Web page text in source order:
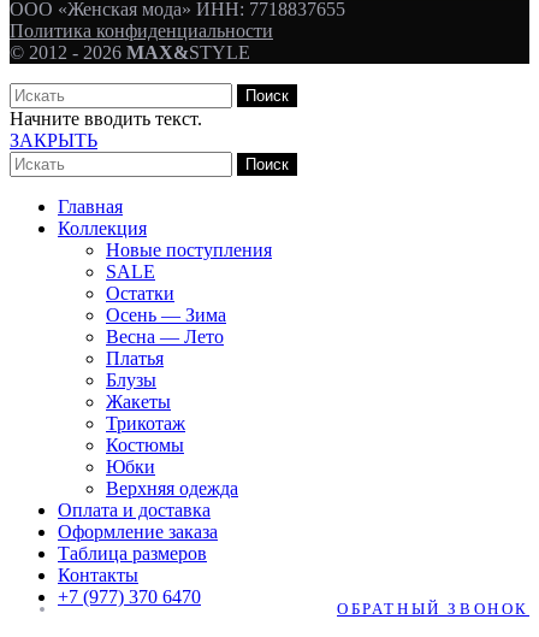
ООО «Женская мода» ИНН: 7718837655
Политика конфиденциальности
© 2012 - 2026 MAX&STYLE
Поиск
Начните вводить текст.
ЗАКРЫТЬ
Поиск
Главная
Коллекция
Новые поступления
SALE
Остатки
Осень — Зима
Весна — Лето
Платья
Блузы
Жакеты
Трикотаж
Костюмы
Юбки
Верхняя одежда
Оплата и доставка
Оформление заказа
Таблица размеров
Контакты
+7 (977) 370 6470
ОБРАТНЫЙ ЗВОНОК